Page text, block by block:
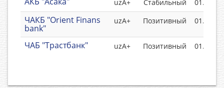
uzA+ Стабильный
ЧАКБ "Orient Finans
bank"
uzA+ Позитивный
ЧАБ "Трастбанк" uzA+ Позитивный